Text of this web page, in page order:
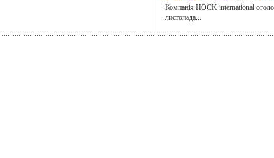
Компанія HOCK international
листопада...